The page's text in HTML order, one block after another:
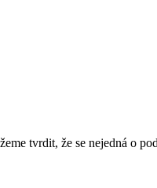
tvrdit, že se nejedná o